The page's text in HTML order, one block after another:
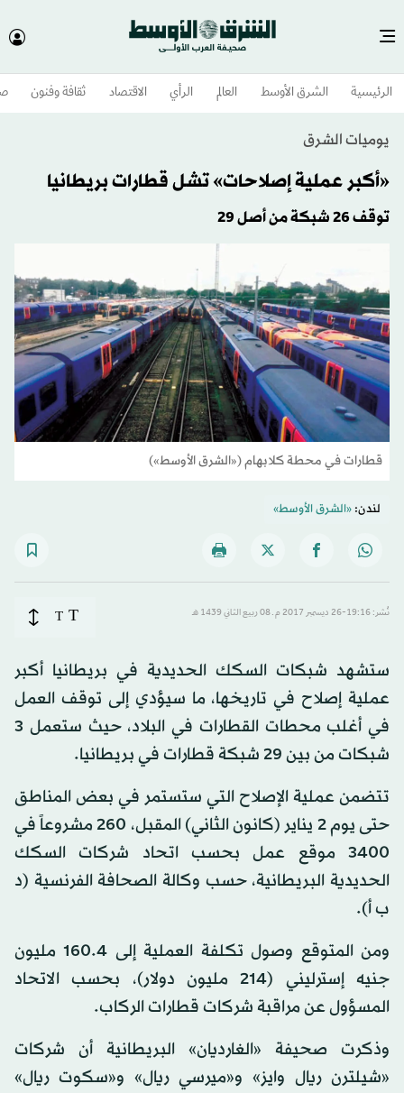
الرئيسية الشرق الأوسط​ العالم الرأي الاقتصاد ثقافة وفنون
يوميات الشرق
«أكبر عملية إصلاحات» تشل قطارات بريطانيا
توقف 26 شبكة من أصل 29
قطارات في محطة كلابهام («الشرق الأوسط»)
لندن:«الشرق الأوسط»
نُشر: 19:16-26 ديسمبر 2017 م ـ 08 ربيع الثاني 1439 هـ T
T
ستشهد شبكات السكك الحديدية في بريطانيا أكبر
عملية إصلاح في تاريخها، ما سيؤدي إلى توقف العمل
في أغلب محطات القطارات في البلاد، حيث ستعمل 3
شبكات من بين 29 شبكة قطارات في بريطانيا.
تتضمن عملية الإصلاح التي ستستمر في بعض المناطق
حتى يوم 2 يناير (كانون الثاني) المقبل، 260 مشروعاً في
3400 موقع عمل بحسب اتحاد شركات السكك
الحديدية البريطانية، حسب وكالة الصحافة الفرنسية (د
ب أ).
ومن المتوقع وصول تكلفة العملية إلى 4.‏160 مليون
جنيه إسترليني (214 مليون دولار)، بحسب الاتحاد
المسؤول عن مراقبة شركات قطارات الركاب.
وذكرت صحيفة «الغارديان» البريطانية أن شركات
«شيلترن ريال وايز» و«ميرسي ريال» و«سكوت ريال»